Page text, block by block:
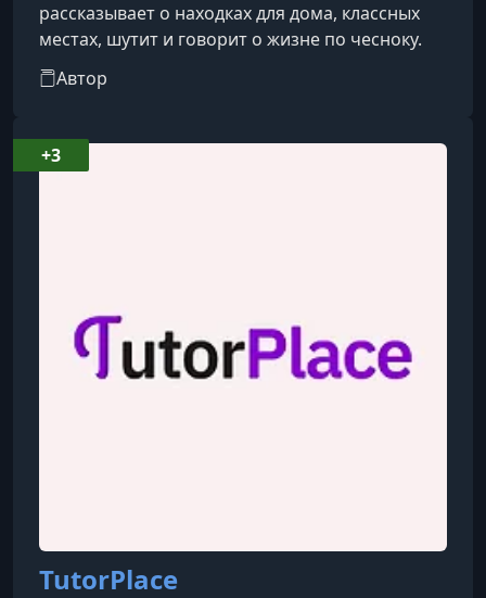
рассказывает о находках для дома, классных
местах, шутит и говорит о жизне по чесноку.
Автор
TutorPlace
+3